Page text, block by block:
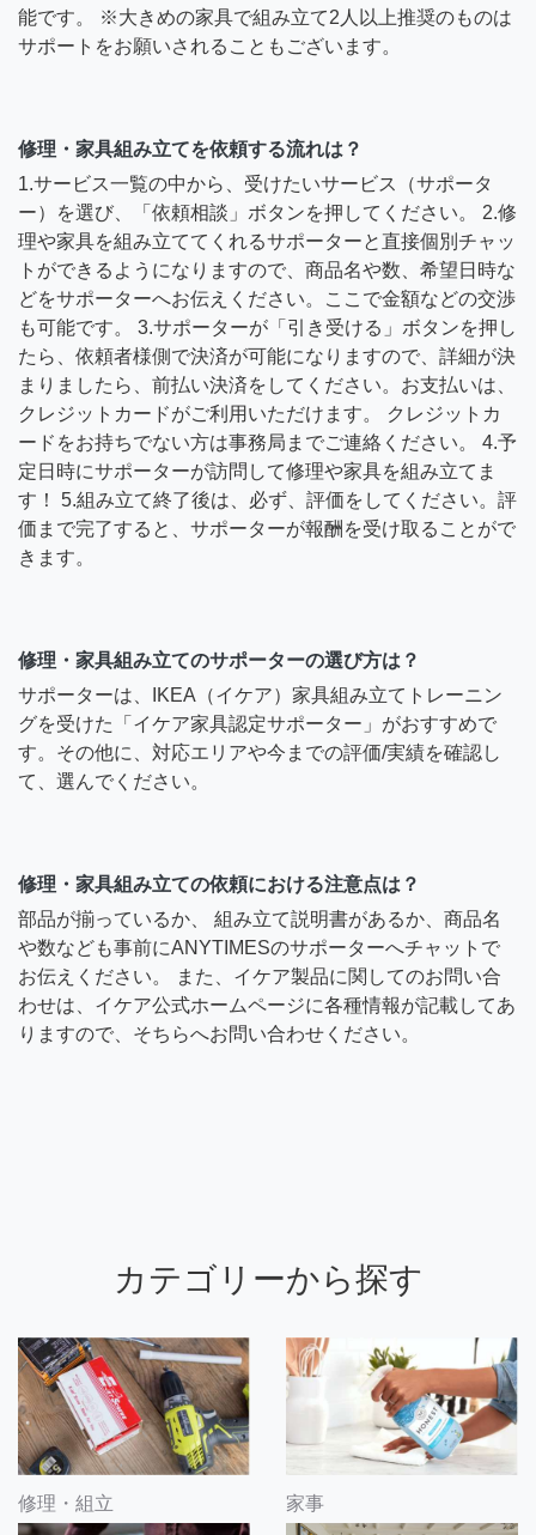
能です。 ※大きめの家具で組み立て2人以上推奨のものは
サポートをお願いされることもございます。
修理・家具組み立てを依頼する流れは？
1.サービス一覧の中から、受けたいサービス（サポータ
ー）を選び、「依頼相談」ボタンを押してください。 2.修
理や家具を組み立ててくれるサポーターと直接個別チャッ
トができるようになりますので、商品名や数、希望日時な
どをサポーターへお伝えください。ここで金額などの交渉
も可能です。 3.サポーターが「引き受ける」ボタンを押し
たら、依頼者様側で決済が可能になりますので、詳細が決
まりましたら、前払い決済をしてください。お支払いは、
クレジットカードがご利用いただけます。 クレジットカ
ードをお持ちでない方は事務局までご連絡ください。 4.予
定日時にサポーターが訪問して修理や家具を組み立てま
す！ 5.組み立て終了後は、必ず、評価をしてください。評
価まで完了すると、サポーターが報酬を受け取ることがで
きます。
修理・家具組み立てのサポーターの選び方は？
サポーターは、IKEA（イケア）家具組み立てトレーニン
グを受けた「イケア家具認定サポーター」がおすすめで
す。その他に、対応エリアや今までの評価/実績を確認し
て、選んでください。
修理・家具組み立ての依頼における注意点は？
部品が揃っているか、 組み立て説明書があるか、商品名
や数なども事前にANYTIMESのサポーターへチャットで
お伝えください。 また、イケア製品に関してのお問い合
わせは、イケア公式ホームページに各種情報が記載してあ
りますので、そちらへお問い合わせください。
カテゴリーから探す
修理・組立 家事